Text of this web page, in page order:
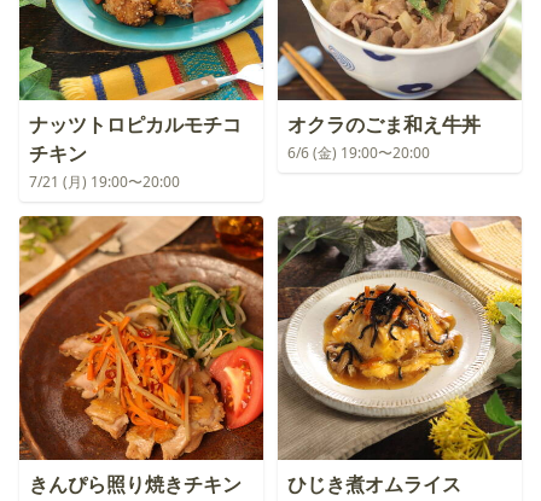
ナッツトロピカルモチコ
チキン
7/21 (月) 19:00〜20:00
オクラのごま和え牛丼
6/6 (金) 19:00〜20:00
きんぴら照り焼きチキン ひじき煮オムライス